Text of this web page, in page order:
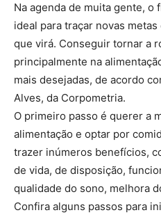
Na agenda de muita gente, o
ideal para traçar novas
que virá. Conseguir tornar a
principalmente na
mais desejadas, de acordo
Alves, da Corpometria.
O primeiro passo é querer a
alimentação e optar por
trazer inúmeros benefícios,
de vida, de disposição,
qualidade do sono, melhora
Confira alguns passos para